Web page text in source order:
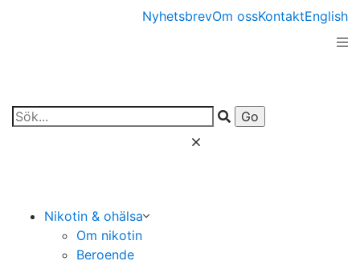
NyhetsbrevOm ossKontaktEnglish
Nikotin & ohälsa
Om nikotin
Beroende